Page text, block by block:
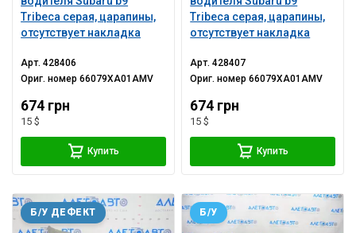
Tribeca серая, царапины,
отсутствует накладка
Арт.428406
Ориг. номер66079XA01AMV
674 грн
15 $
Купить
Tribeca серая, царапины,
отсутствует накладка
Арт.428407
Ориг. номер66079XA01AMV
674 грн
15 $
Купить
Б/У ДЕФЕКТ Б/У